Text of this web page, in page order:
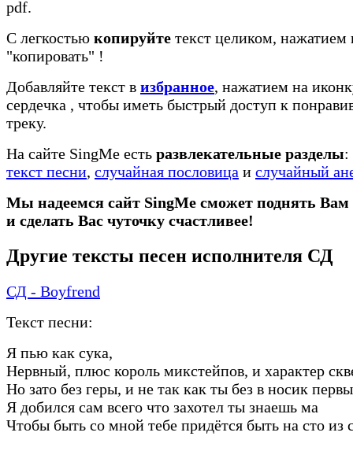
pdf.
С легкостью копируйте текст целиком, нажатием
"копировать" !
Добавляйте текст в избранное, нажатием на
сердечка , чтобы иметь быстрый доступ к
треку.
На сайте SingMe есть развлекательные разделы:
текст песни, случайная пословица и случайный
Мы надеемся сайт SingMe сможет поднять Вам
и сделать Вас чуточку счастливее!
Другие тексты песен исполнителя СД
СД - Boyfrend
Текст песни:
Я пью как сука,
Нервный, плюс король микстейпов, и характер
Но зато без геры, и не так как ты без в носик
Я добился сам всего что захотел ты знаешь ма
Чтобы быть со мной тебе придётся быть на сто из